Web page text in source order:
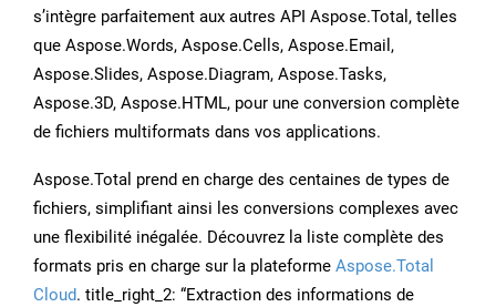
s’intègre parfaitement aux autres API Aspose.Total, telles
que Aspose.Words, Aspose.Cells, Aspose.Email,
Aspose.Slides, Aspose.Diagram, Aspose.Tasks,
Aspose.3D, Aspose.HTML, pour une conversion complète
de fichiers multiformats dans vos applications.
Aspose.Total prend en charge des centaines de types de
fichiers, simplifiant ainsi les conversions complexes avec
une flexibilité inégalée. Découvrez la liste complète des
formats pris en charge sur la plateforme Aspose.Total
Cloud. title_right_2: “Extraction des informations de